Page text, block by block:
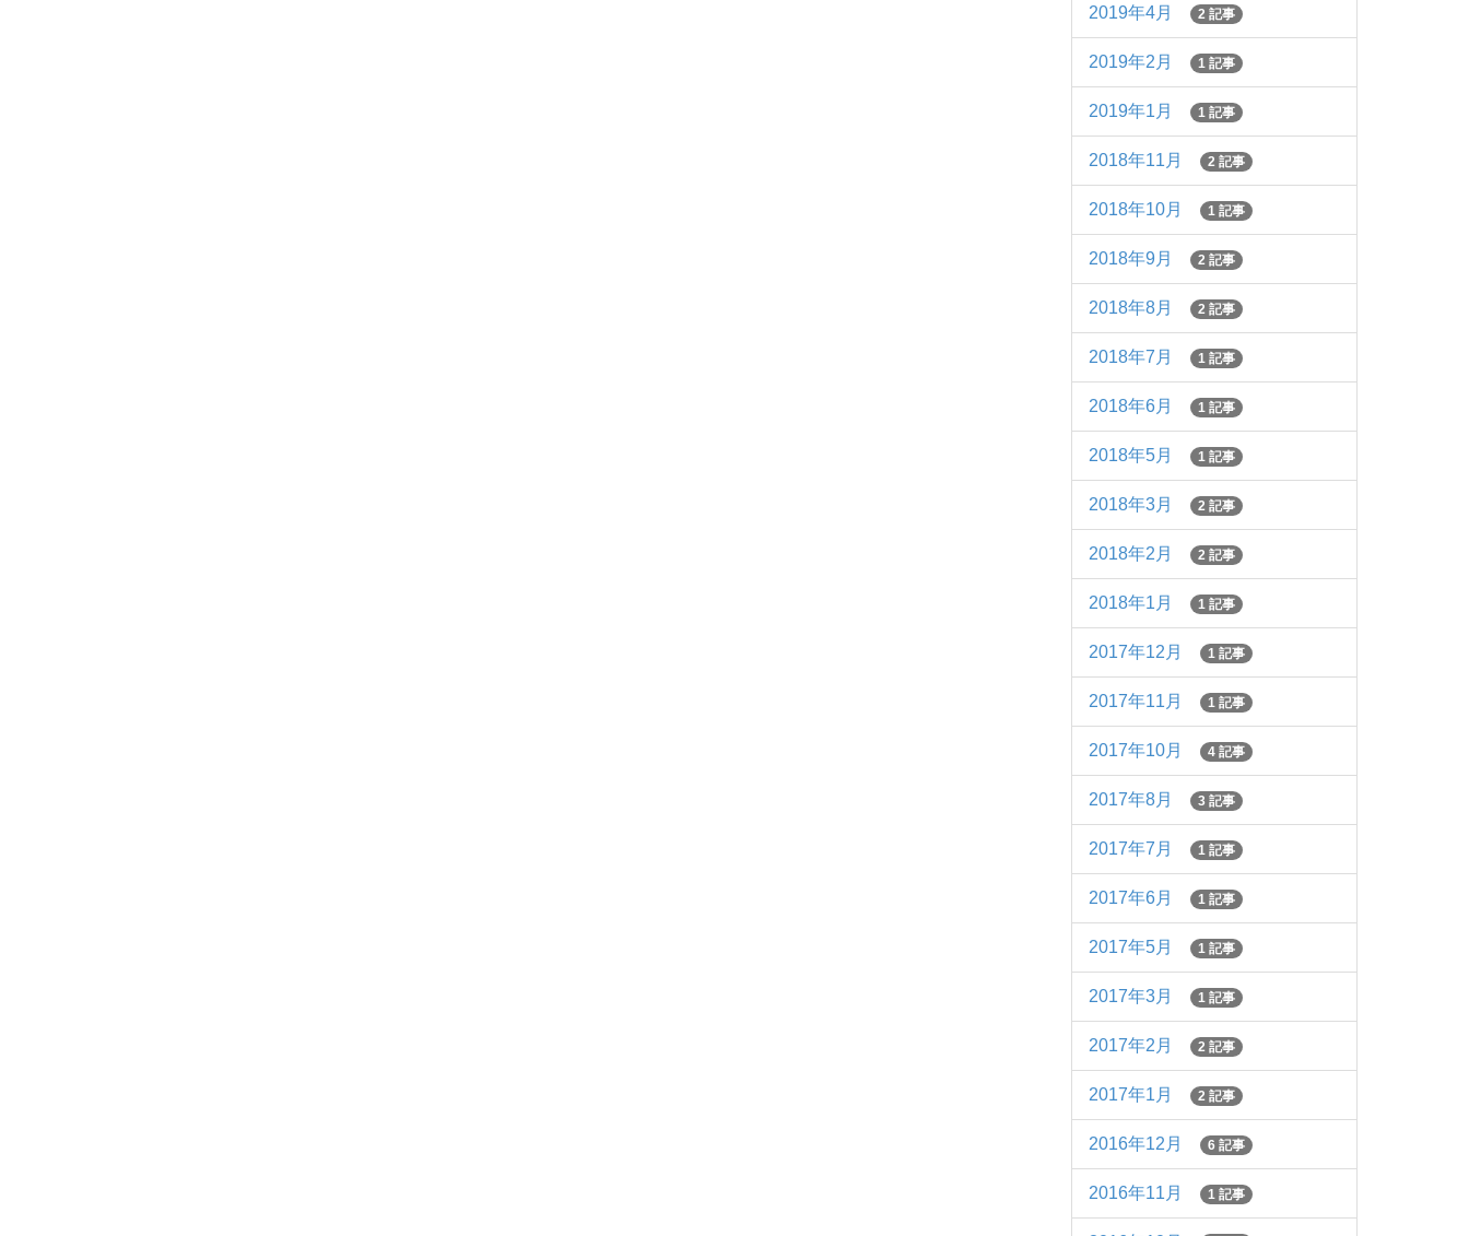
2019年4月 2 記事
2019年2月 1 記事
2019年1月 1 記事
2018年11月 2 記事
2018年10月 1 記事
2018年9月 2 記事
2018年8月 2 記事
2018年7月 1 記事
2018年6月 1 記事
2018年5月 1 記事
2018年3月 2 記事
2018年2月 2 記事
2018年1月 1 記事
2017年12月 1 記事
2017年11月 1 記事
2017年10月 4 記事
2017年8月 3 記事
2017年7月 1 記事
2017年6月 1 記事
2017年5月 1 記事
2017年3月 1 記事
2017年2月 2 記事
2017年1月 2 記事
2016年12月 6 記事
2016年11月 1 記事